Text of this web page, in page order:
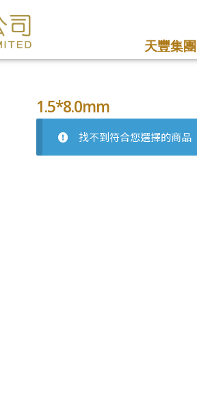
天豐集團
1.5*8.0mm
找不到符合您選擇的商品